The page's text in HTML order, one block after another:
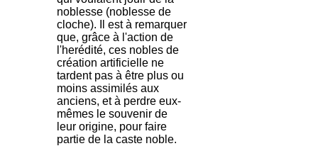
noblesse (noblesse de
cloche). Il est à remarquer
que, grâce à l'action de
l'herédité, ces nobles de
création artificielle ne
tardent pas à être plus ou
moins assimilés aux
anciens, et à perdre eux-
mêmes le souvenir de
leur origine, pour faire
partie de la caste noble.